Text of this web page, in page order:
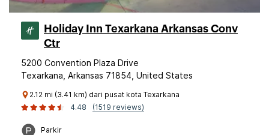
Holiday Inn Texarkana Arkansas Conv
Ctr
5200 Convention Plaza Drive
Texarkana, Arkansas 71854, United States
2.12 mi (3.41 km) dari pusat kota Texarkana
4.48
(1519 reviews)
Parkir